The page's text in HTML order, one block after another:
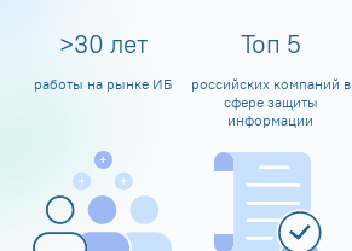
>30 лет
работы на рынке ИБ
Топ 5
российских компаний в
сфере защиты
информации